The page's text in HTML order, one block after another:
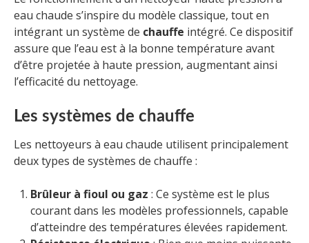
eau chaude s’inspire du modèle classique, tout en
intégrant un système de chauffe intégré. Ce dispositif
assure que l’eau est à la bonne température avant
d’être projetée à haute pression, augmentant ainsi
l’efficacité du nettoyage.
Les systèmes de chauffe
Les nettoyeurs à eau chaude utilisent principalement
deux types de systèmes de chauffe :
Brûleur à fioul ou gaz : Ce système est le plus
courant dans les modèles professionnels, capable
d’atteindre des températures élevées rapidement.